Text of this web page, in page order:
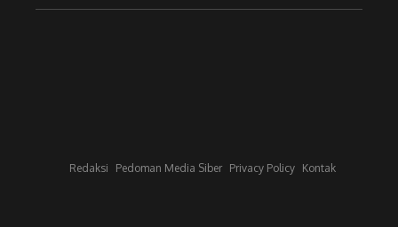
Redaksi Pedoman Media Siber Privacy Policy Kontak